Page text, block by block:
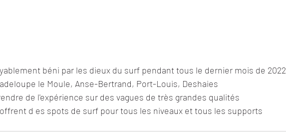
béni par les dieux du surf pendant tous le dernier mois de 2022
le Moule, Anse-Bertrand, Port-Louis, Deshaies
de l'expérience sur des vagues de très grandes qualités
d es spots de surf pour tous les niveaux et tous les supports